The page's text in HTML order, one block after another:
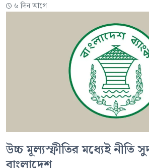
৬ দিন আগে
উচ্চ মূল্যস্ফীতির মধ্যেই নীতি